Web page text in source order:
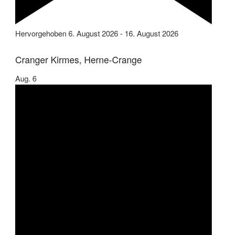
Hervorgehoben6. August 2026- 16. August 2026
Cranger Kirmes, Herne-Crange
Aug. 6